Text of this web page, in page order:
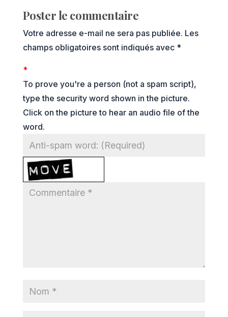
Poster le commentaire
Votre adresse e-mail ne sera pas publiée. Les
champs obligatoires sont indiqués avec *
*
To prove you're a person (not a spam script),
type the security word shown in the picture.
Click on the picture to hear an audio file of the
word.